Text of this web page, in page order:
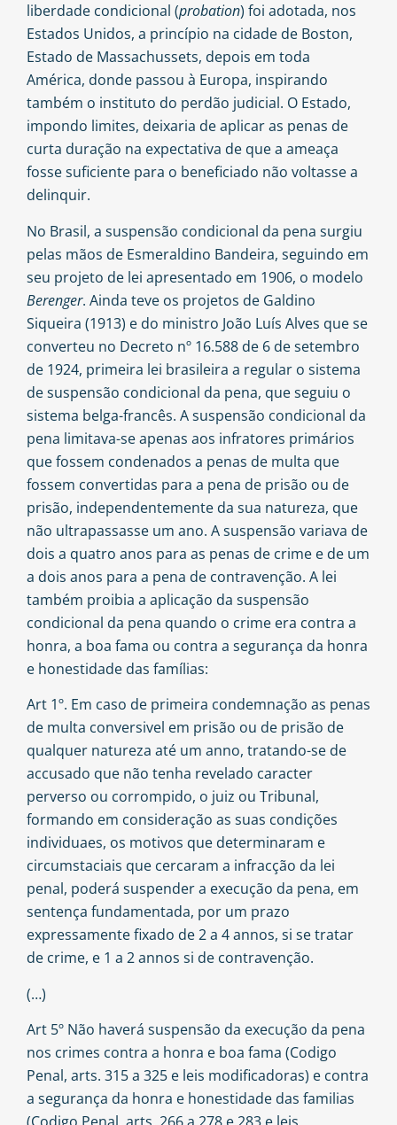
liberdade condicional (probation) foi adotada, nos
Estados Unidos, a princípio na cidade de Boston,
Estado de Massachussets, depois em toda
América, donde passou à Europa, inspirando
também o instituto do perdão judicial. O Estado,
impondo limites, deixaria de aplicar as penas de
curta duração na expectativa de que a ameaça
fosse suficiente para o beneficiado não voltasse a
delinquir.
No Brasil, a suspensão condicional da pena surgiu
pelas mãos de Esmeraldino Bandeira, seguindo em
seu projeto de lei apresentado em 1906, o modelo
Berenger. Ainda teve os projetos de Galdino
Siqueira (1913) e do ministro João Luís Alves que se
converteu no Decreto nº 16.588 de 6 de setembro
de 1924, primeira lei brasileira a regular o sistema
de suspensão condicional da pena, que seguiu o
sistema belga-francês. A suspensão condicional da
pena limitava-se apenas aos infratores primários
que fossem condenados a penas de multa que
fossem convertidas para a pena de prisão ou de
prisão, independentemente da sua natureza, que
não ultrapassasse um ano. A suspensão variava de
dois a quatro anos para as penas de crime e de um
a dois anos para a pena de contravenção. A lei
também proibia a aplicação da suspensão
condicional da pena quando o crime era contra a
honra, a boa fama ou contra a segurança da honra
e honestidade das famílias:
Art 1º. Em caso de primeira condemnação as penas
de multa conversivel em prisão ou de prisão de
qualquer natureza até um anno, tratando-se de
accusado que não tenha revelado caracter
perverso ou corrompido, o juiz ou Tribunal,
formando em consideração as suas condições
individuaes, os motivos que determinaram e
circumstaciais que cercaram a infracção da lei
penal, poderá suspender a execução da pena, em
sentença fundamentada, por um prazo
expressamente fixado de 2 a 4 annos, si se tratar
de crime, e 1 a 2 annos si de contravenção.
(…)
Art 5º Não haverá suspensão da execução da pena
nos crimes contra a honra e boa fama (Codigo
Penal, arts. 315 a 325 e leis modificadoras) e contra
a segurança da honra e honestidade das familias